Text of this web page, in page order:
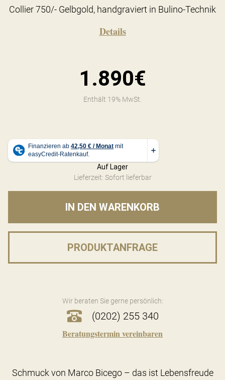
Collier 750/- Gelbgold, handgraviert in Bulino-Technik
Details
1.890€
Enthält 19% MwSt.
Auf Lager
Lieferzeit: Sofort lieferbar
IN DEN WARENKORB
PRODUKTANFRAGE
Wir beraten Sie gerne persönlich:
(0202) 255 340
Beratungstermin vereinbaren
Schmuck von Marco Bicego – das ist Lebensfreude